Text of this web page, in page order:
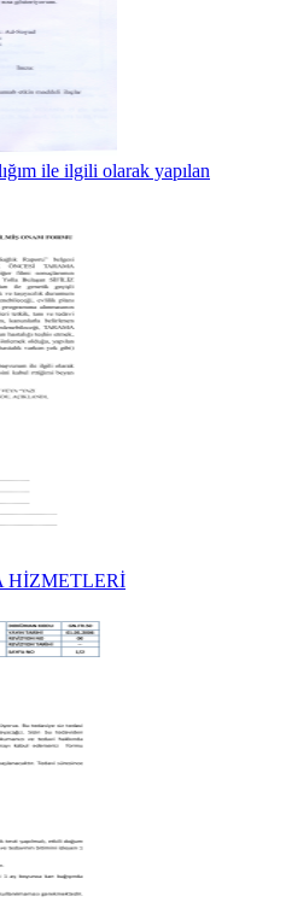
ile ilgili olarak yapılan
HİZMETLERİ